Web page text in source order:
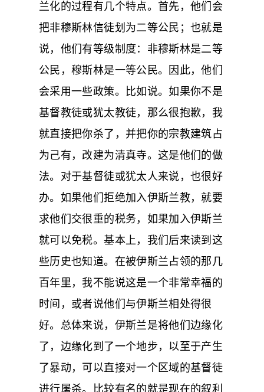
兰化的过程有几个特点。首先，他们会
把非穆斯林信徒划为二等公民；也就是
说，他们有等级制度：非穆斯林是二等
公民，穆斯林是一等公民。因此，他们
会采用一些政策。比如说。如果你不是
基督教徒或犹太教徒，那么很抱歉，我
就直接把你杀了，并把你的宗教建筑占
为己有，改建为清真寺。这是他们的做
法。对于基督徒或犹太人来说，也很好
办。如果他们拒绝加入伊斯兰教，就要
求他们交很重的税务，如果加入伊斯兰
就可以免税。基本上，我们后来读到这
些历史也知道。在被伊斯兰占领的那几
百年里，我不能说这是一个非常幸福的
时间，或者说他们与伊斯兰相处得很
好。总体来说，伊斯兰是将他们边缘化
了，边缘化到了一个地步，以至于产生
了暴动，可以直接对一个区域的基督徒
进行屠杀。比较有名的就是现在的叙利